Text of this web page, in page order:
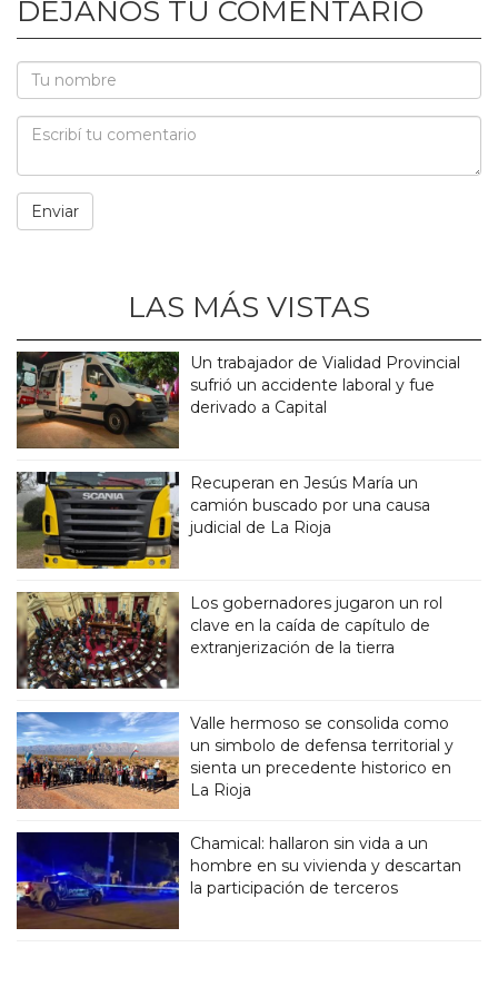
DEJANOS TU COMENTARIO
LAS MÁS VISTAS
Un trabajador de Vialidad Provincial
sufrió un accidente laboral y fue
derivado a Capital
Recuperan en Jesús María un
camión buscado por una causa
judicial de La Rioja
Los gobernadores jugaron un rol
clave en la caída de capítulo de
extranjerización de la tierra
Valle hermoso se consolida como
un simbolo de defensa territorial y
sienta un precedente historico en
La Rioja
Chamical: hallaron sin vida a un
hombre en su vivienda y descartan
la participación de terceros